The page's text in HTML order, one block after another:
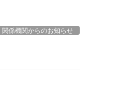
関係機関からのお知らせ